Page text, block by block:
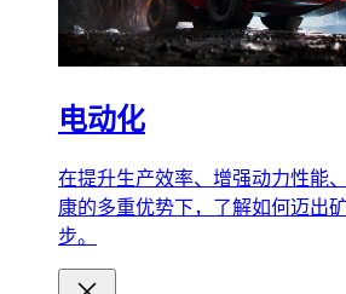
电动化
在提升生产效率、增强动力性能
康的多重优势下，了解如何迈出
步。